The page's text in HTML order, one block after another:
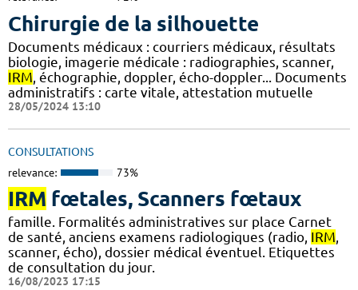
Chirurgie de la silhouette
Documents médicaux : courriers médicaux, résultats
biologie, imagerie médicale : radiographies, scanner,
IRM , échographie, doppler, écho-doppler... Documents
administratifs : carte vitale, attestation mutuelle
28/05/2024 13:10
CONSULTATIONS
relevance: 73%
IRM fœtales, Scanners fœtaux
famille. Formalités administratives sur place Carnet
de santé, anciens examens radiologiques (radio, IRM,
scanner, écho), dossier médical éventuel. Etiquettes
de consultation du jour.
16/08/2023 17:15